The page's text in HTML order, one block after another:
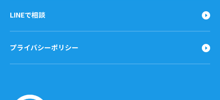
LINEで相談
プライバシーポリシー